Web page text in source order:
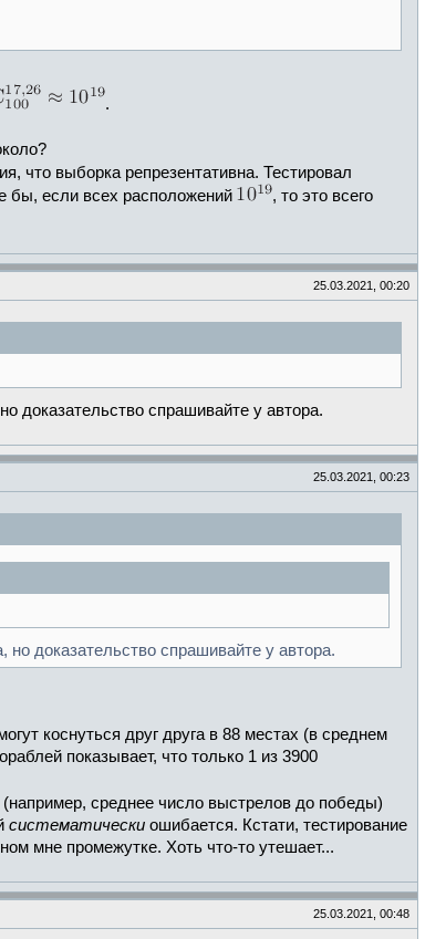
.
что выборка репрезентативна. Тестировал
бы, если всех расположений
, то это всего
25.03.2021, 00:20
доказательство спрашивайте у автора.
25.03.2021, 00:23
доказательство спрашивайте у автора.
коснуться друг друга в 88 местах (в среднем
показывает, что только 1 из 3900
среднее число выстрелов до победы)
систематически ошибается. Кстати, тестирование
мне промежутке. Хоть что-то утешает...
25.03.2021, 00:48